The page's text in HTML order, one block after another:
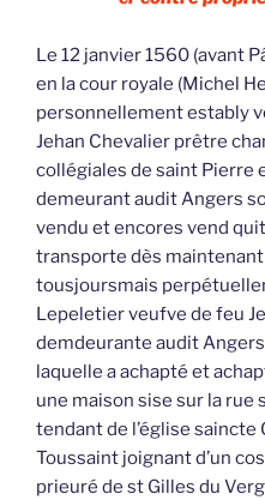
Le 12 janvier 1560 (avant
en la cour royale (Michel
personnellement estably
Jehan Chevalier prêtre
collégiales de saint Pierre
demeurant audit Angers
vendu et encores vend
transporte dès
tousjoursmais
Lepeletier veufve de feu
demdeurante audit
laquelle a achapté et
une maison sise sur la rue
tendant de l’église saincte
Toussaint joignant d’un
prieuré de st Gilles du